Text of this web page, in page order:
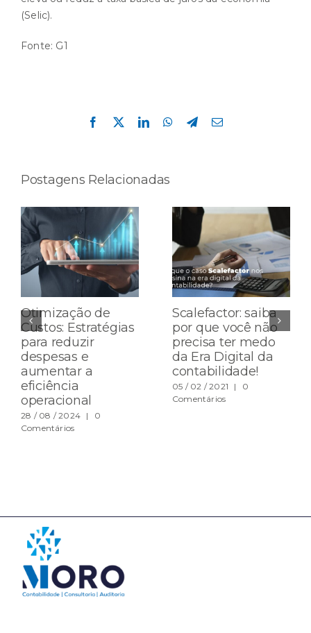
(Selic).
Fonte: G1
Facebook
X LinkedInWhatsApp
Telegram
E-
Postagens Relacionadas
Otimização de
Custos: Estratégias
para reduzir
despesas e
aumentar a
eficiência
operacional
28 / 08 / 2024 |
0
Comentários
Scalefactor: saiba
por que você não
precisa ter medo
da Era Digital da
contabilidade!
05 / 02 / 2021 |
0
Comentários